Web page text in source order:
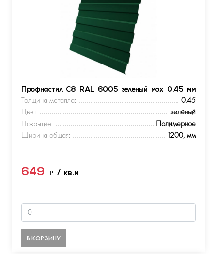
Профнастил С8 RAL 6005 зеленый мох 0.45 мм
Толщина металла:
0.45
Цвет:
зелёный
Покрытие:
Полимерное
Ширина общая:
1200, мм
649 ₽ / кв.м
В КОРЗИНУ